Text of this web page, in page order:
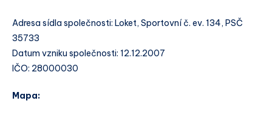
Adresa sídla společnosti: Loket, Sportovní č. ev. 134, PSČ
35733
Datum vzniku společnosti: 12.12.2007
IČO: 28000030
Mapa: